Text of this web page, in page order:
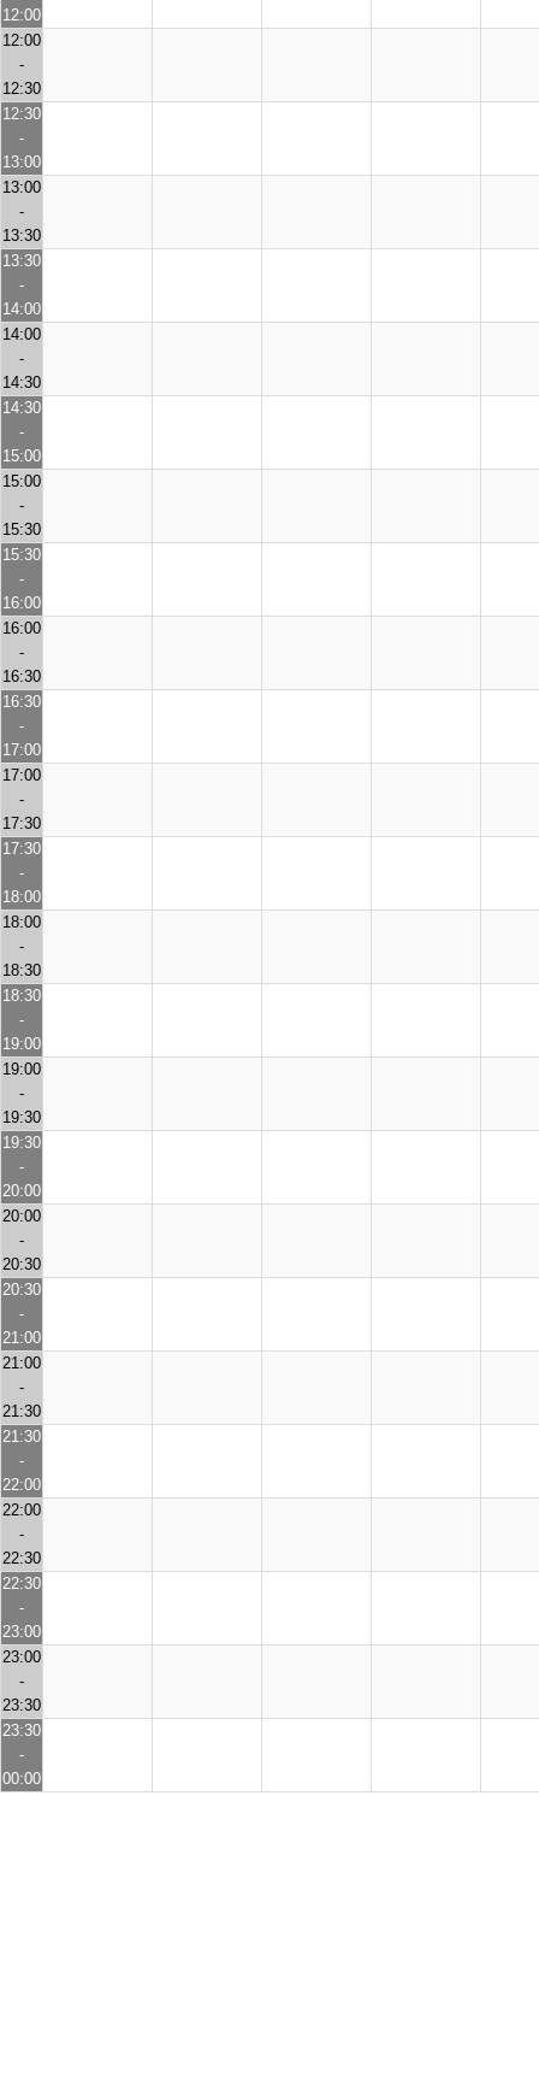
12:00
12:00
-
12:30
12:30
-
13:00
13:00
-
13:30
13:30
-
14:00
14:00
-
14:30
14:30
-
15:00
15:00
-
15:30
15:30
-
16:00
16:00
-
16:30
16:30
-
17:00
17:00
-
17:30
17:30
-
18:00
18:00
-
18:30
18:30
-
19:00
19:00
-
19:30
19:30
-
20:00
20:00
-
20:30
20:30
-
21:00
21:00
-
21:30
21:30
-
22:00
22:00
-
22:30
22:30
-
23:00
23:00
-
23:30
23:30
-
00:00